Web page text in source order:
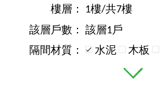
樓層：
1樓/共7樓
該層戶數：
該層1戶
隔間材質：
水泥 木板